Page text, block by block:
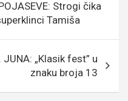
p
p
Strogi čika
Tamiša
JUNA: „Klasik fest” u
znaku broja 13